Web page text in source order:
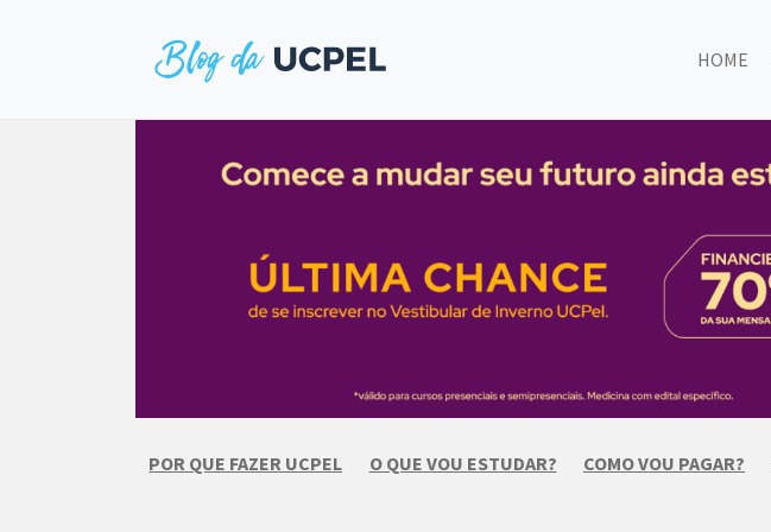
HOME
POR QUE FAZER UCPEL O QUE VOU ESTUDAR? COMO VOU PAGAR?